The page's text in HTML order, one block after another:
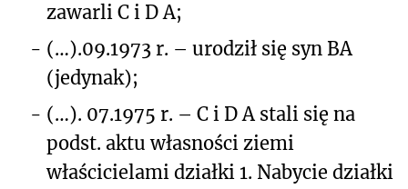
zawarli C i D A;
- (…).09.1973 r. – urodził się syn BA
(jedynak);
- (…). 07.1975 r. – C i D A stali się na
podst. aktu własności ziemi
właścicielami działki 1. Nabycie działki